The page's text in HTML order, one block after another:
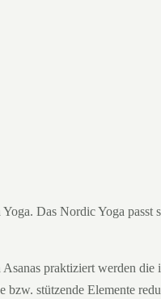
Das Nordic Yoga
praktiziert werden
stützende Elemente